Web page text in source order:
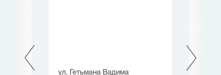
ул. Гетьмана Вадима